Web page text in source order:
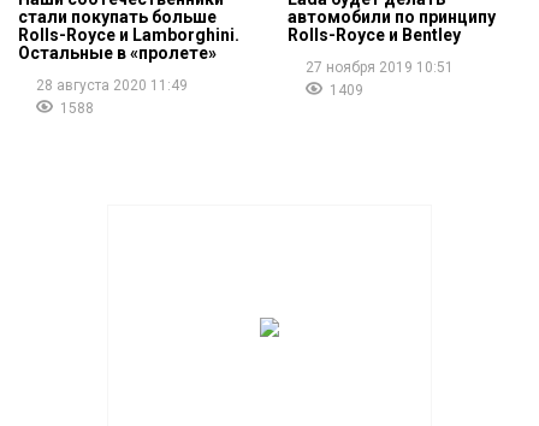
стали покупать больше
Rolls-Royce и Lamborghini.
Остальные в «пролете»
28 августа 2020 11:49
1588
автомобили по принципу
Rolls-Royce и Bentley
27 ноября 2019 10:51
1409